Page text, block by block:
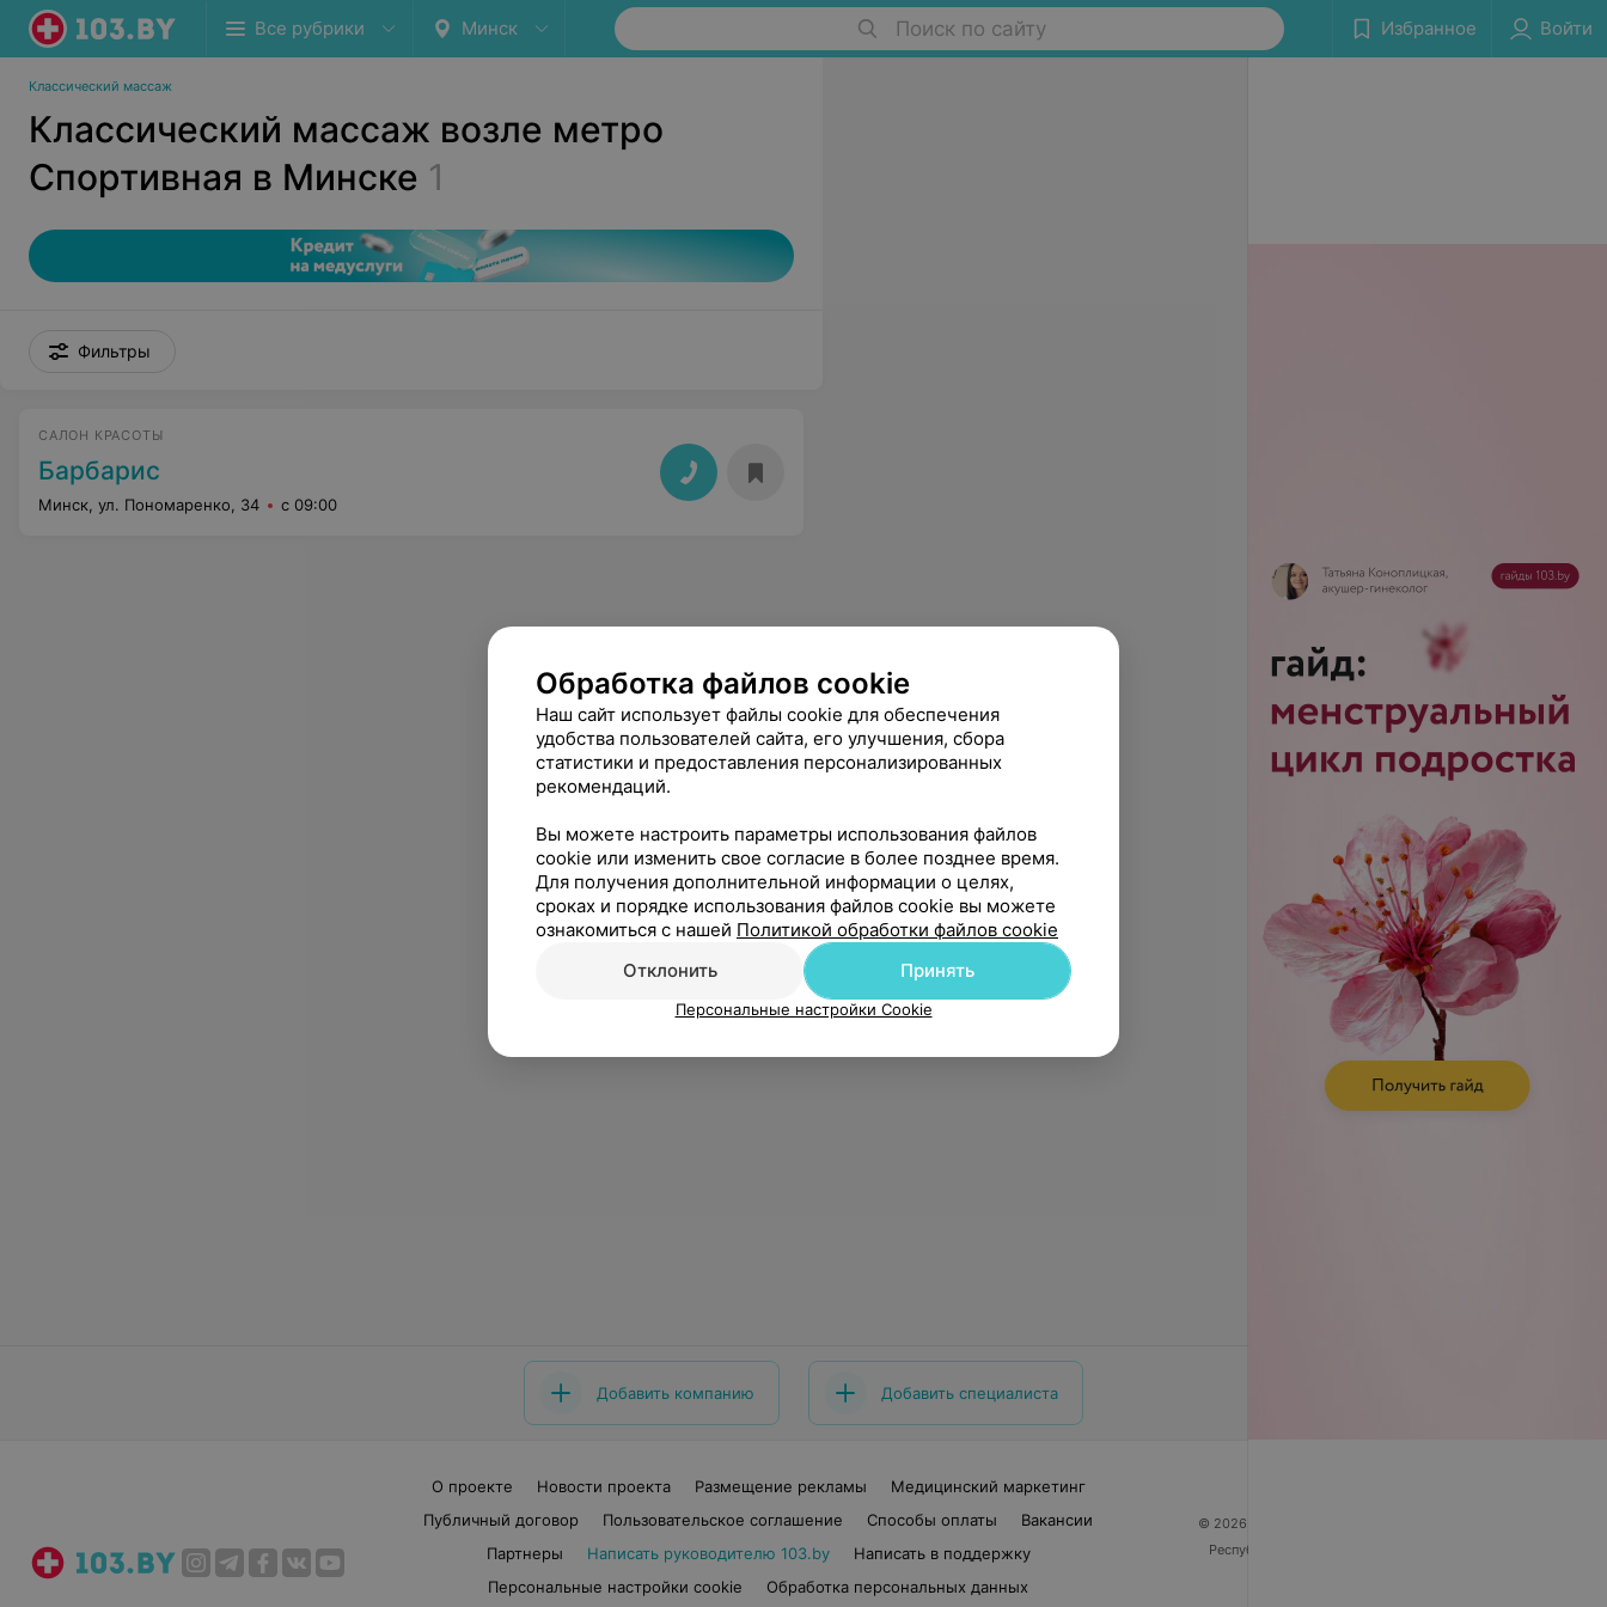
Все рубрики Минск Поиск по сайту Избранное Войти
Классический массаж
Классический массаж возле метро
Спортивная в Минске 1
Фильтры
САЛОН КРАСОТЫ
Барбарис
Минск, ул. Пономаренко, 34 с 09:00
Добавить компанию Добавить специалиста
О проекте Новости проекта Размещение рекламы
Медицинский маркетинг
Публичный договор
Пользовательское соглашение Способы оплаты
Вакансии
Партнеры
Написать руководителю 103.by
Написать в поддержку
Персональные настройки cookie
Обработка персональных данных
© 2026 ООО «Артокс Лаб», УНП 191700409
Республика Беларусь, г. Минск, улица Толбухина, 2,
Обработка файлов cookie
Наш сайт использует файлы cookie для обеспечения
удобства пользователей сайта, его улучшения, сбора
статистики и предоставления персонализированных
рекомендаций.
Вы можете настроить параметры использования файлов
cookie или изменить свое согласие в более позднее время.
Для получения дополнительной информации о целях,
сроках и порядке использования файлов cookie вы можете
ознакомиться с нашей Политикой обработки файлов cookie
Отклонить
Принять
Персональные настройки Cookie